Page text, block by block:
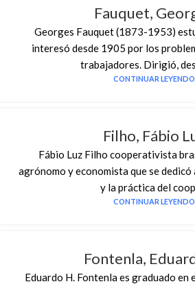
Fauquet,
Georges Fauquet (1873-1953)
interesó desde 1905 por los
trabajadores. Dirigió,
CONTINUAR LEYENDO
Filho, Fábio
Fábio Luz Filho cooperativista
agrónomo y economista que se
y la práctica del
CONTINUAR LEYENDO
Fontenla,
Eduardo H. Fontenla es graduado en